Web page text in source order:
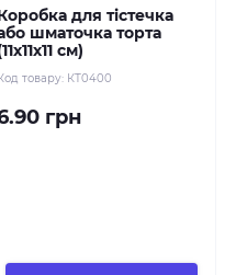
для тістечка
шматочка торта
см)
товару: КТ0400
грн